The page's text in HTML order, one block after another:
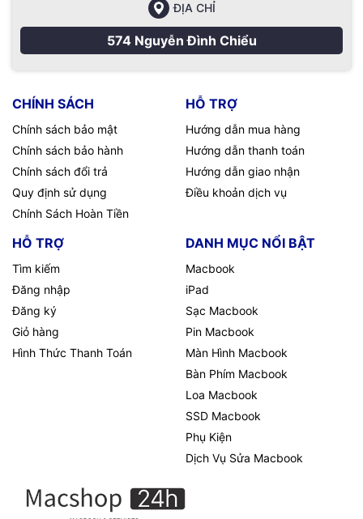
ĐỊA CHỈ
574 Nguyễn Đình Chiểu
CHÍNH SÁCH
Chính sách bảo mật
Chính sách bảo hành
Chính sách đổi trả
Quy định sử dụng
Chính Sách Hoàn Tiền
HỖ TRỢ
Hướng dẫn mua hàng
Hướng dẫn thanh toán
Hướng dẫn giao nhận
Điều khoản dịch vụ
HỖ TRỢ
Tìm kiếm
Đăng nhập
Đăng ký
Giỏ hàng
Hình Thức Thanh Toán
DANH MỤC NỔI BẬT
Macbook
iPad
Sạc Macbook
Pin Macbook
Màn Hình Macbook
Bàn Phím Macbook
Loa Macbook
SSD Macbook
Phụ Kiện
Dịch Vụ Sửa Macbook